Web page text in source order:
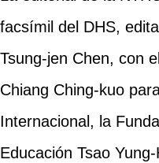
facsímil del DHS,
Tsung-jen Chen, con
Chiang Ching-kuo
Internacional, la
Educación Tsao